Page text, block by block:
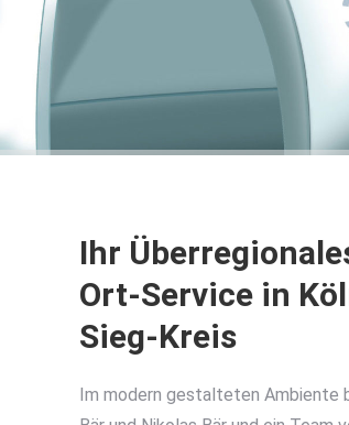
Ihr
Ort-Service in
Sieg-Kreis
Im modern gestalteten Ambiente